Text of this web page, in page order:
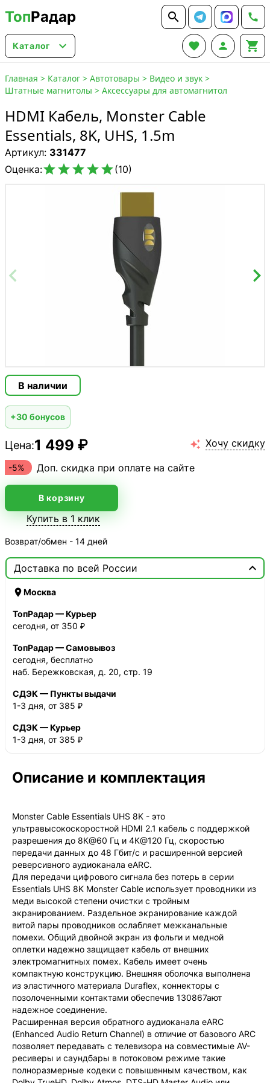
ТопРадар  
Каталог    
Главная > Каталог > Автотовары > Видео и звук >
Штатные магнитолы > Аксессуары для автомагнитол
HDMI Кабель, Monster Cable
Essentials, 8K, UHS, 1.5m
Артикул: 331477
Оценка:(10)
В наличии
+30 бонусов
Цена:1 499 ₽  Хочу скидку
-5% Доп. скидка при оплате на сайте
В корзину
Купить в 1 клик
Возврат/обмен - 14 дней
Доставка по всей России 
Москва
ТопРадар — Курьер
сегодня, от 350 ₽
ТопРадар — Самовывоз
сегодня, бесплатно
наб. Бережковская, д. 20, стр. 19
СДЭК — Пункты выдачи
1-3 дня, от 385 ₽
СДЭК — Курьер
1-3 дня, от 385 ₽
Описание и комплектация
Monster Cable Essentials UHS 8K - это
ультравысокоскоростной HDMI 2.1 кабель с поддержкой
разрешения до 8К@60 Гц и 4К@120 Гц, скоростью
передачи данных до 48 Гбит/с и расширенной версией
реверсивного аудиоканала eARC.
Для передачи цифрового сигнала без потерь в серии
Essentials UHS 8K Monster Cable использует проводники из
меди высокой степени очистки с тройным
экранированием. Раздельное экранирование каждой
витой пары проводников ослабляет межканальные
помехи. Общий двойной экран из фольги и медной
оплетки надежно защищает кабель от внешних
электромагнитных помех. Кабель имеет очень
компактную конструкцию. Внешняя оболочка выполнена
из эластичного материала Duraflex, коннекторы с
позолоченными контактами обеспечив 130867ают
надежное соединение.
Расширенная версия обратного аудиоканала eARC
(Enhanced Audio Return Channel) в отличие от базового ARC
позволяет передавать с телевизора на совместимые AV-
ресиверы и саундбары в потоковом режиме такие
полноразмерные кодеки с повышенным качеством, как